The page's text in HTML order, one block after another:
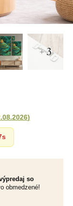
+ 3
so
obmedzené!
)